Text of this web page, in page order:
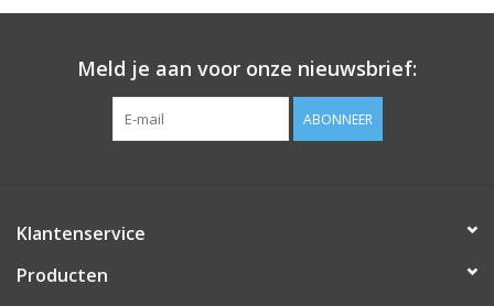
Meld je aan voor onze nieuwsbrief:
ABONNEER
Klantenservice
Producten